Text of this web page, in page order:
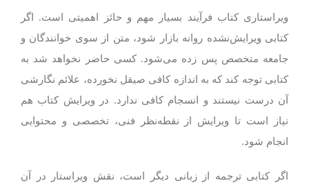
ویراستاری کتاب فرآیند بسیار مهم و حائز اهمیتی است. اگر
کتابی ویرایش‌نشده روانه بازار شود، متن از سوی خوانندگان و
جامعه متخصص پس زده می‌شود. کسی حاضر نخواهد شد به
کتابی توجه کند که به اندازه کافی صیقل نخورده، علائم نگارشی
آن درست نیستند و انسجام کافی ندارد. در ویرایش کتاب هم
نیاز است تا ویرایش از نقطه‌نظر فنی، تخصصی و محتوایی
انجام شود.
اگر کتابی ترجمه از زبانی دیگر است، نقش ویراستار در آن